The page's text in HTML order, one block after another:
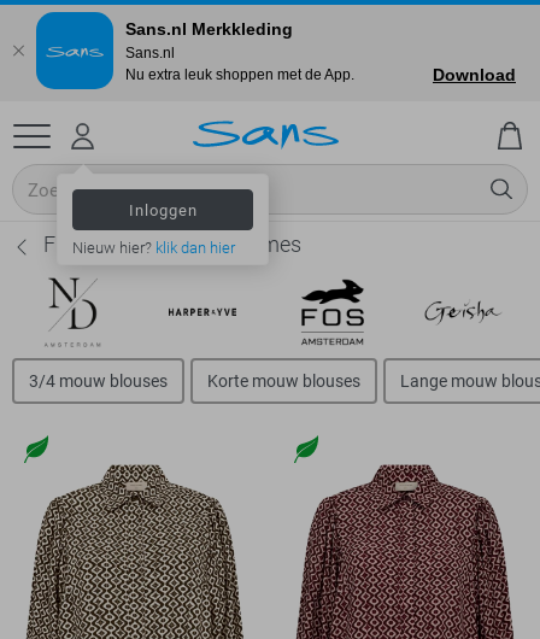
Inloggen
Nieuw hier? klik dan hier
Freequent Blouses - Dames
3/4 mouw blouses Korte mouw blouses Lange mouw
Sans.nl Merkkleding
Sans.nl
Nu extra leuk shoppen met de App.
Download